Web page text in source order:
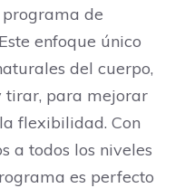
programa de
enfoque único
del cuerpo,
tirar, para mejorar
flexibilidad. Con
a todos los niveles
es perfecto